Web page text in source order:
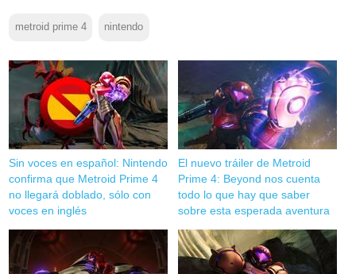
metroid prime 4 nintendo
Sin voces en español: Nintendo
confirma que Metroid Prime 4
no llegará doblado, sólo con
voces en inglés
El nuevo tráiler de Metroid
Prime 4: Beyond nos cuenta
todo lo que hay que saber
sobre esta esperada aventura